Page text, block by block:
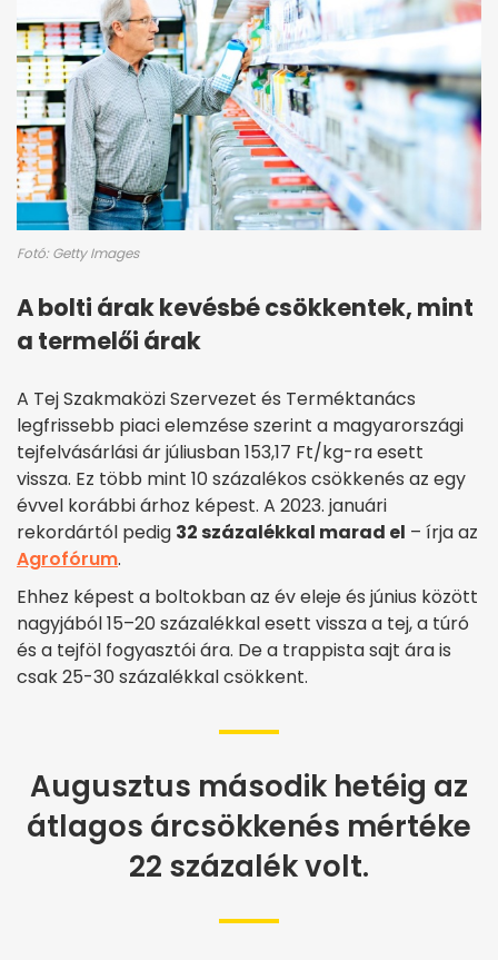
Fotó: Getty Images
A bolti árak kevésbé csökkentek, mint
a termelői árak
A Tej Szakmaközi Szervezet és Terméktanács
legfrissebb piaci elemzése szerint a magyarországi
tejfelvásárlási ár júliusban 153,17 Ft/kg-ra esett
vissza. Ez több mint 10 százalékos csökkenés az egy
évvel korábbi árhoz képest. A 2023. januári
rekordártól pedig 32 százalékkal marad el – írja az
Agrofórum.
Ehhez képest a boltokban az év eleje és június között
nagyjából 15–20 százalékkal esett vissza a tej, a túró
és a tejföl fogyasztói ára. De a trappista sajt ára is
csak 25-30 százalékkal csökkent.
Augusztus második hetéig az
átlagos árcsökkenés mértéke
22 százalék volt.